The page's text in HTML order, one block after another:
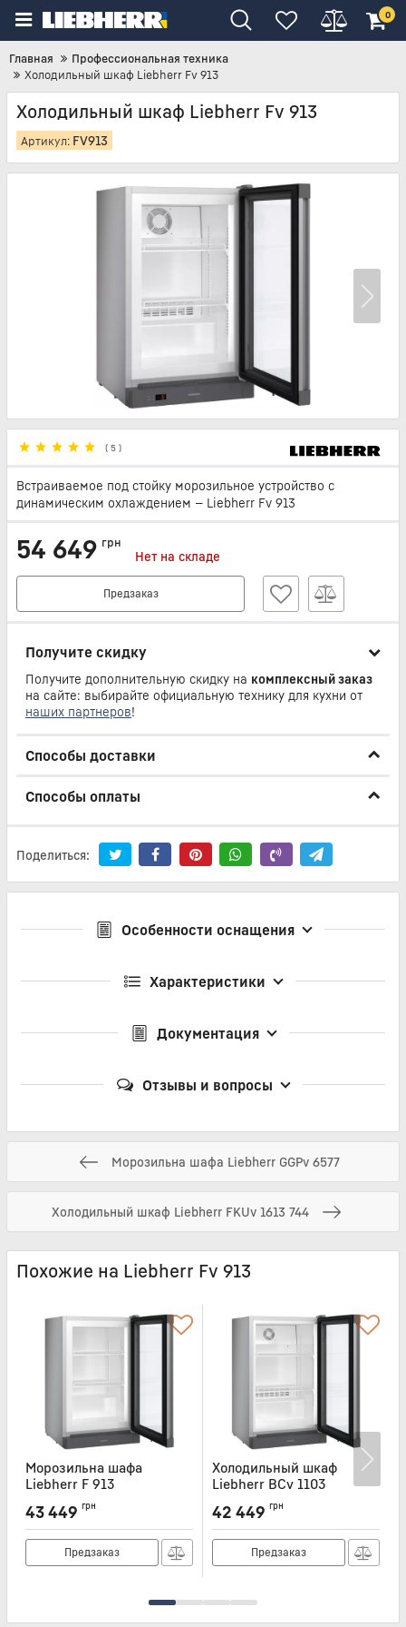
0
Главная
Профессиональная техника
Холодильный шкаф Liebherr Fv 913
Холодильный шкаф Liebherr Fv 913
Артикул: FV913
( 5 )
Встраиваемое под стойку морозильное устройство с
динамическим охлаждением — Liebherr Fv 913
54 649 грн
Нет на складе
Предзаказ
Получите скидку
Получите дополнительную скидку на комплексный заказ
на сайте: выбирайте официальную технику для кухни от
наших партнеров!
Способы доставки
Способы оплаты
Поделиться:
Особенности оснащения
Характеристики
Документация
Отзывы и вопросы
Морозильна шафа Liebherr GGPv 6577
Холодильный шкаф Liebherr FKUv 1613 744
Похожие на Liebherr Fv 913
Морозильна шафа
Liebherr F 913
F913
43 449 грн
Предзаказ
Холодильный шкаф
Liebherr BCv 1103
BCV1103
42 449 грн
Предзаказ